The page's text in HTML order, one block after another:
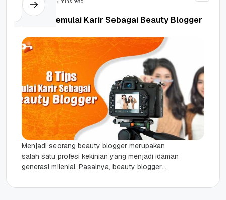
8 Tips Memulai Karir Sebagai Beauty Blogger
Menjadi seorang beauty blogger merupakan
salah satu profesi kekinian yang menjadi idaman
generasi milenial. Pasalnya, beauty blogger
membuat ulasan...